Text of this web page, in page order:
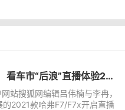
车权益：感恩惊喜礼，限时抢
警告！真香来袭！ 看车市“后浪”直播体验2021款哈弗F7/F7x
站搜狐网编辑吕伟楠与李冉，
的2021款哈弗F7/F7x开启直播